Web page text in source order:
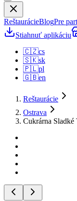
ReštaurácieBlogPre
Stiahnuť aplikáciu
🇨🇿cs
🇸🇰sk
🇵🇱pl
🇬🇧en
Reštaurácie
Ostrava
Cukrárna